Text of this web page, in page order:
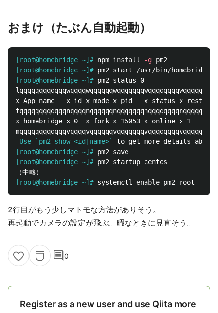
おまけ（たぶん自動起動）
[root@homebridge ~]# npm install -g
[root@homebridge ~]#
[root@homebridge ~]#
x App name   x id x mode x pid   x status x
x homebridge x 0  x fork x 15053 x online x 1
Use `pm2 show <id|name>`
[root@homebridge ~]#
[root@homebridge ~]#
[root@homebridge ~]# systemctl enable
2行目がもう少しマトモな方法がありそう。
再起動でカメラの設定が飛ぶ。暇なときに見直そう。
comment0
Register as a new user and use Qiita more